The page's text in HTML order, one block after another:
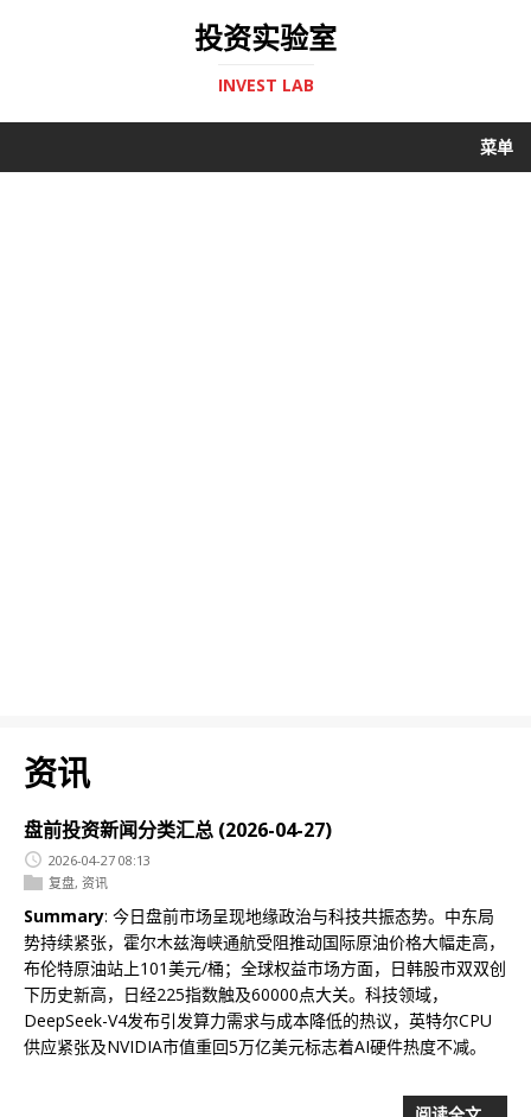
投资实验室
INVEST LAB
菜单
资讯
盘前投资新闻分类汇总 (2026-04-27)
2026-04-27 08:13
复盘, 资讯
Summary: 今日盘前市场呈现地缘政治与科技共振态势。中东局
势持续紧张，霍尔木兹海峡通航受阻推动国际原油价格大幅走高，
布伦特原油站上101美元/桶；全球权益市场方面，日韩股市双双创
下历史新高，日经225指数触及60000点大关。科技领域，
DeepSeek-V4发布引发算力需求与成本降低的热议，英特尔CPU
供应紧张及NVIDIA市值重回5万亿美元标志着AI硬件热度不减。